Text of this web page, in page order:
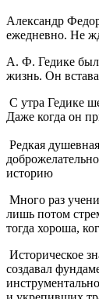
Александр
ежедневно. Не
А. Ф. Гедике был
жизнь. Он
С утра Гедике
Даже когда он
Редкая
историю
Много раз
лишь потом
тогда хороша,
Историческое
создавал